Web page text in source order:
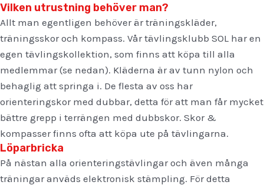
Vilken utrustning behöver man?
Allt man egentligen behöver är träningskläder,
träningsskor och kompass. Vår tävlingsklubb SOL har en
egen tävlingskollektion, som finns att köpa till alla
medlemmar (se nedan). Kläderna är av tunn nylon och
behaglig att springa i. De flesta av oss har
orienteringskor med dubbar, detta för att man får mycket
bättre grepp i terrängen med dubbskor. Skor &
kompasser finns ofta att köpa ute på tävlingarna.
Löparbricka
På nästan alla orienteringstävlingar och även många
träningar anväds elektronisk stämpling. För detta